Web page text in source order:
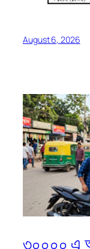
August 6, 2026
৩০০০০ এ